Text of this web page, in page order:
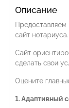
Описание
сайт нотариуса.
Сайт
сделать свои
Оцените
1. Адаптивный